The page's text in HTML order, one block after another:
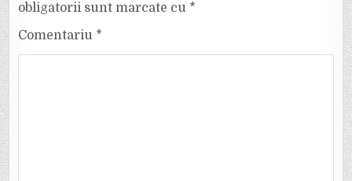
obligatorii sunt marcate cu *
Comentariu *